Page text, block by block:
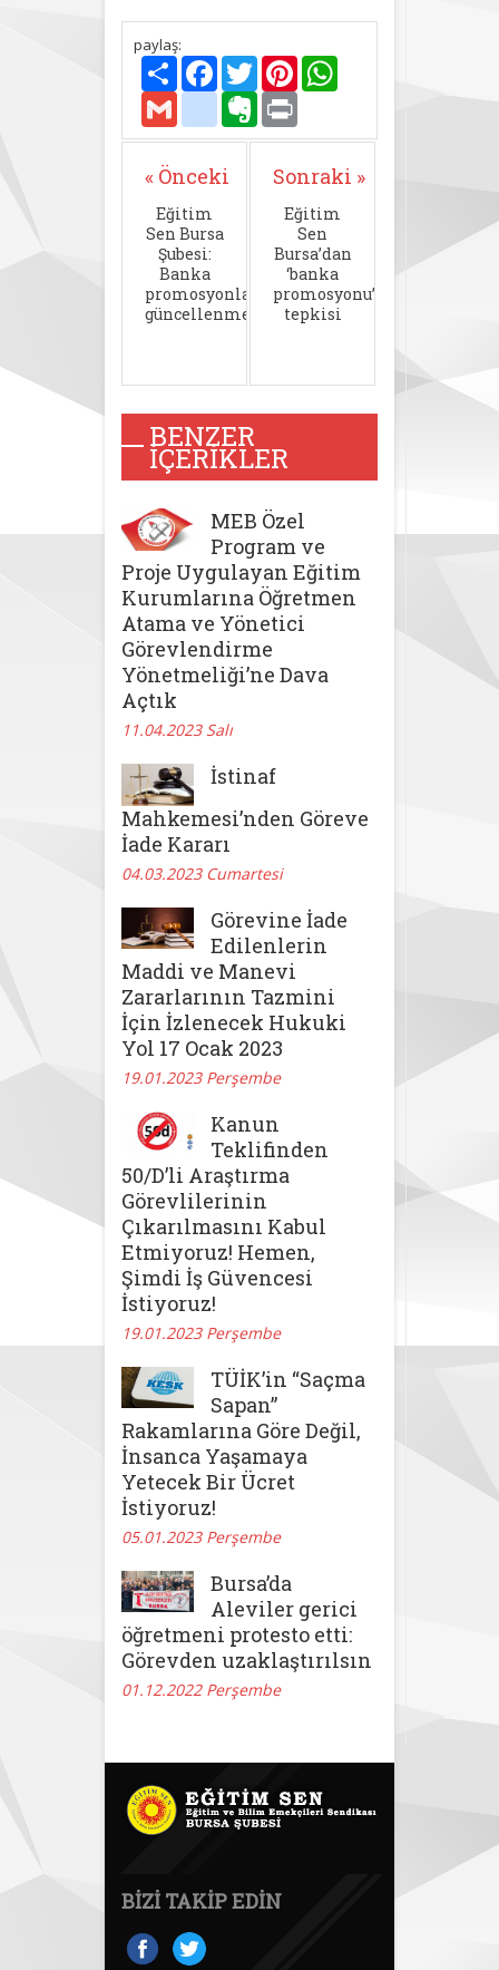
paylaş:
PaylaşFacebook
TwitterPinterest
Gmail deliciousEvernote
« Önceki
Eğitim
Sen Bursa
Şubesi:
Banka
promosyonları
güncellenmeli!
Sonraki »
Eğitim
Sen
Bursa’dan
‘banka
promosyonu’
tepkisi
BENZER
İÇERIKLER
MEB Özel
Program ve
Proje Uygulayan Eğitim
Kurumlarına Öğretmen
Atama ve Yönetici
Görevlendirme
Yönetmeliği’ne Dava
Açtık
11.04.2023 Salı
İstinaf
Mahkemesi’nden Göreve
İade Kararı
04.03.2023 Cumartesi
Görevine İade
Edilenlerin
Maddi ve Manevi
Zararlarının Tazmini
İçin İzlenecek Hukuki
Yol 17 Ocak 2023
19.01.2023 Perşembe
Kanun
Teklifinden
50/D’li Araştırma
Görevlilerinin
Çıkarılmasını Kabul
Etmiyoruz! Hemen,
Şimdi İş Güvencesi
İstiyoruz!
19.01.2023 Perşembe
TÜİK’in “Saçma
Sapan”
Rakamlarına Göre Değil,
İnsanca Yaşamaya
Yetecek Bir Ücret
İstiyoruz!
05.01.2023 Perşembe
Bursa’da
Aleviler gerici
öğretmeni protesto etti:
Görevden uzaklaştırılsın
01.12.2022 Perşembe
BIZI TAKIP EDIN